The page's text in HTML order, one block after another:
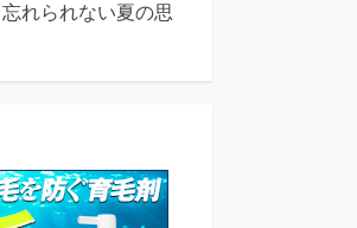
れられない夏の思